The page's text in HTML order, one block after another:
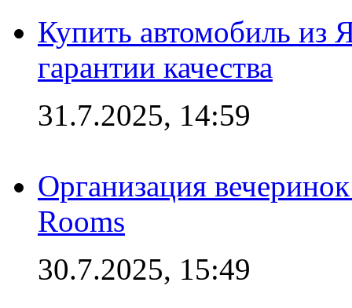
Купить автомобиль из
гарантии качества
31.7.2025, 14:59
Организация
Rooms
30.7.2025, 15:49